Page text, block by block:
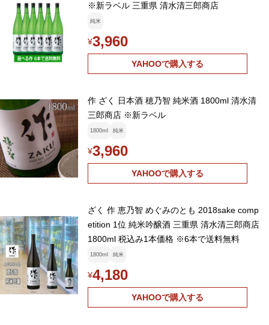
※新ラベル 三重県 清水清三郎商店
純米
¥3,960
YAHOOで購入する
作 ざく 日本酒 穂乃智 純米酒 1800ml 清水清
三郎商店 ※新ラベル
1800ml 純米
¥3,960
YAHOOで購入する
ざく 作 恵乃智 めぐみのとも 2018sake comp
etition 1位 純米吟醸酒 三重県 清水清三郎商店
1800ml 税込み1本価格 ※6本で送料無料
1800ml 純米
¥4,180
YAHOOで購入する